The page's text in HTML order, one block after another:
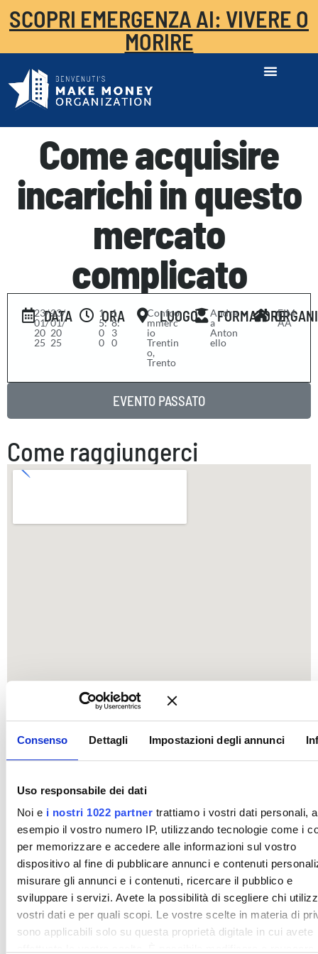
Consenso Dettagli Impostazioni degli annunci
Uso responsabile dei dati
Noi e i nostri 1022 partnertrattiamo i vostri dati personali,
esempio il vostro numero IP, utilizzando tecnologie come i
per memorizzare e accedere alle informazioni sul vostro
dispositivo al fine di pubblicare annunci e contenuti
misurare gli annunci e i contenuti, ricercare il pubblico e
sviluppare i servizi. Avete la possibilità di scegliere chi
vostri dati e per quali scopi. Le vostre scelte in materia di
sono applicabili solo su questa proprietà digitale in cui avete
SCOPRI EMERGENZA AI: VIVERE O
MORIRE
Come acquisire
incarichi in questo
mercato
complicato
DATA
23/
01/
20
25
-23/
01/
20
25
ORA
1
5:
0
0
-1
8:
3
0
LUOGO
Confco
mmerc
io
Trentin
o,
Trento
FORMATORE
Andre
a
Anton
ello
FIM
AA
EVENTO PASSATO
Come raggiungerci